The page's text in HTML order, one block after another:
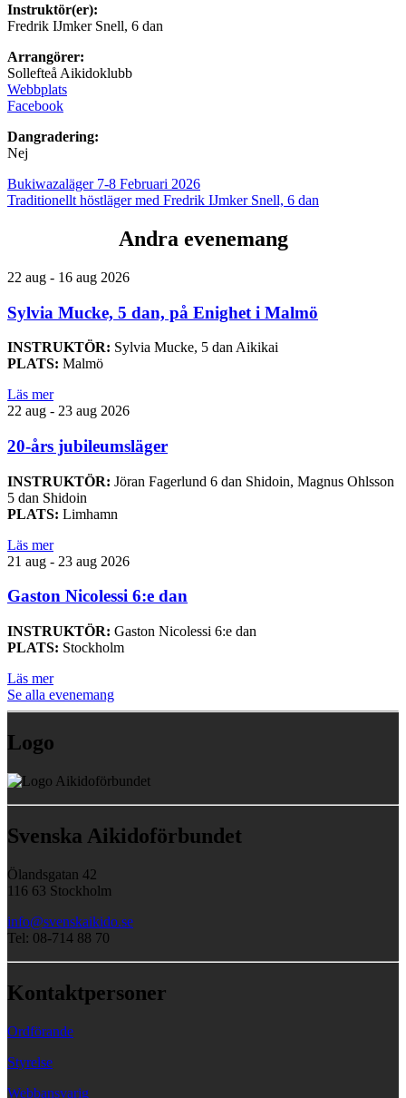
Instruktör(er):
Fredrik IJmker Snell, 6 dan
Arrangörer:
Sollefteå Aikidoklubb
Webbplats
Facebook
Dangradering:
Nej
Bukiwazaläger 7-8 Februari 2026
Traditionellt höstläger med Fredrik IJmker Snell, 6 dan
Andra evenemang
22 aug - 16 aug 2026
Sylvia Mucke, 5 dan, på Enighet i Malmö
INSTRUKTÖR: Sylvia Mucke, 5 dan Aikikai
PLATS: Malmö
Läs mer
22 aug - 23 aug 2026
20-års jubileumsläger
INSTRUKTÖR: Jöran Fagerlund 6 dan Shidoin, Magnus Ohlsson
5 dan Shidoin
PLATS: Limhamn
Läs mer
21 aug - 23 aug 2026
Gaston Nicolessi 6:e dan
INSTRUKTÖR: Gaston Nicolessi 6:e dan
PLATS: Stockholm
Läs mer
Se alla evenemang
Logo
Svenska Aikidoförbundet
Ölandsgatan 42
116 63 Stockholm
info@svenskaikido.se
Tel: 08-714 88 70
Kontaktpersoner
Ordförande
Styrelse
Webbansvarig